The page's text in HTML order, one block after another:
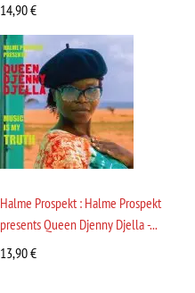
14,90€
Halme Prospekt : Halme Prospekt
presents Queen Djenny Djella -...
13,90€